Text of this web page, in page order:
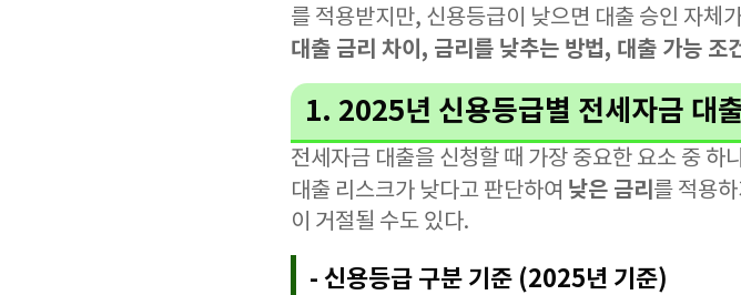
를 적용받지만, 신용등급이 낮으면 대출 승인 자체
대출 금리 차이, 금리를 낮추는 방법, 대출 가능 조
1. 2025년 신용등급별 전세자금 대
전세자금 대출을 신청할 때 가장 중요한 요소 중 하
대출 리스크가 낮다고 판단하여 낮은 금리 를 적용
이 거절될 수도 있다.
- 신용등급 구분 기준 (2025년 기준)